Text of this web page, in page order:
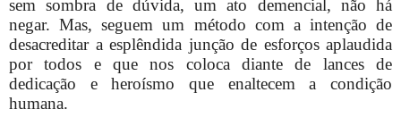
sem sombra de dúvida, um ato demencial, não há
negar. Mas, seguem um método com a intenção de
desacreditar a esplêndida junção de esforços aplaudida
por todos e que nos coloca diante de lances de
dedicação e heroísmo que enaltecem a condição
humana.